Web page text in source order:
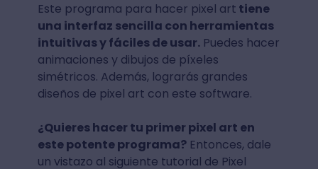
Este programa para hacer pixel art tiene
una interfaz sencilla con herramientas
intuitivas y fáciles de usar.Puedes hacer
animaciones y dibujos de píxeles
simétricos. Además, lograrás grandes
diseños de pixel art con este software.
¿Quieres hacer tu primer pixel art en
este potente programa?Entonces, dale
un vistazo al siguiente tutorial de Pixel